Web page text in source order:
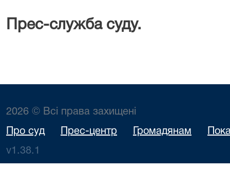
Прес-служба суду.
2026 © Всі права захищені
Про суд Прес-центр Громадянам
v1.38.1